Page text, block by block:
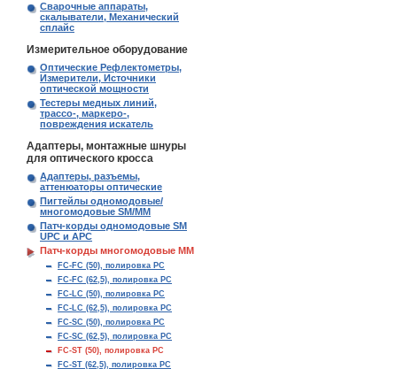
Сварочные аппараты,
скалыватели, Механический
сплайс
Измерительное оборудование
Оптические Рефлектометры,
Измерители, Источники
оптической мощности
Тестеры медных линий,
трассо-, маркеро-,
повреждения искатель
Адаптеры, монтажные шнуры
для оптического кросса
Адаптеры, разъемы,
аттенюаторы оптические
Пигтейлы одномодовые/
многомодовые SM/MM
Патч-корды одномодовые SM
UPC и APC
Патч-корды многомодовые MM
FC-FC (50), полировка PC
FC-FC (62,5), полировка PC
FC-LC (50), полировка PC
FC-LC (62,5), полировка PC
FC-SC (50), полировка PC
FC-SC (62,5), полировка PC
FC-ST (50), полировка PC
FC-ST (62,5), полировка PC